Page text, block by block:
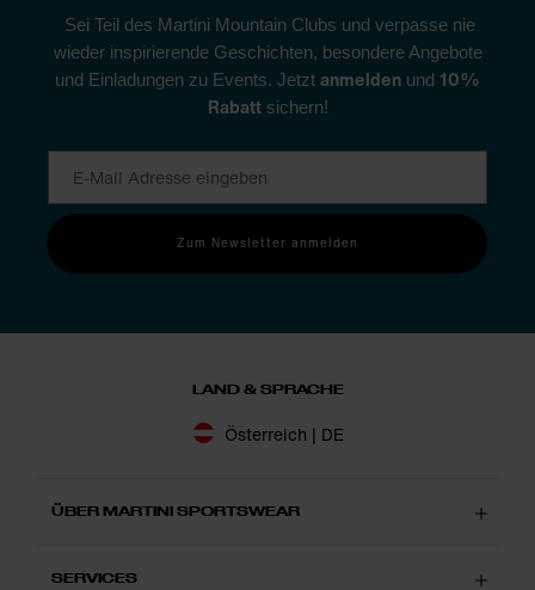
Sei Teil des Martini Mountain Clubs und verpasse nie
wieder inspirierende Geschichten, besondere Angebote
und Einladungen zu Events. Jetzt anmelden und 10%
Rabatt sichern!
Zum Newsletter anmelden
LAND & SPRACHE
Österreich | DE
ÜBER MARTINI SPORTSWEAR
SERVICES